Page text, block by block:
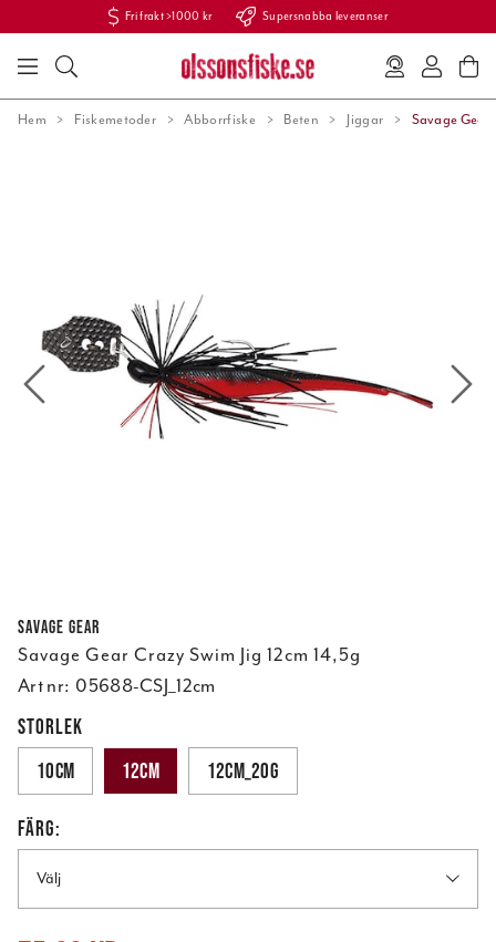
Fri frakt >1000 kr Supersnabba leveranser
Hem Fiskemetoder Abborrfiske Beten Jiggar Savage Gear
Savage Gear
Savage Gear Crazy Swim Jig 12cm 14,5g
Art nr: 05688-CSJ_12cm
STORLEK
10cm
12cm 12cm_20g
FÄRG:
Välj